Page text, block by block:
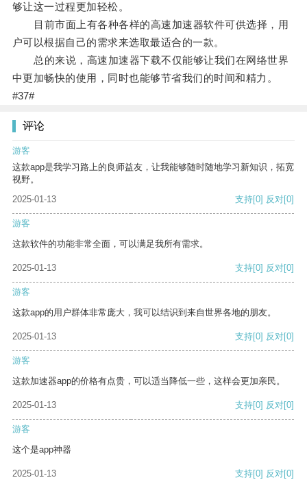
够让这一过程更加轻松。
目前市面上有各种各样的高速加速器软件可供选择，用
户可以根据自己的需求来选取最适合的一款。
总的来说，高速加速器下载不仅能够让我们在网络世界
中更加畅快的使用，同时也能够节省我们的时间和精力。
#37#
评论
游客
这款app是我学习路上的良师益友，让我能够随时随地学习新知识，拓宽
视野。
2025-01-13
支持[0] 反对[0]
游客
这款软件的功能非常全面，可以满足我所有需求。
2025-01-13 支持[0] 反对[0]
游客
这款app的用户群体非常庞大，我可以结识到来自世界各地的朋友。
2025-01-13 支持[0] 反对[0]
游客
这款加速器app的价格有点贵，可以适当降低一些，这样会更加亲民。
2025-01-13 支持[0] 反对[0]
游客
这个是app神器
2025-01-13 支持[0] 反对[0]